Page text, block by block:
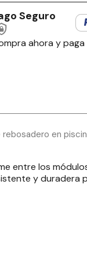
Seguro
ahora y
en
entre los
y duradera